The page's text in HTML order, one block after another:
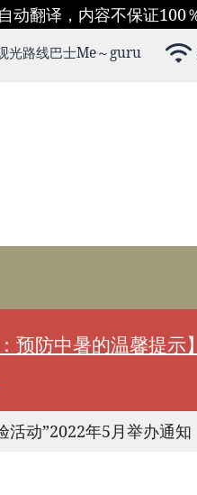
动翻译，内容不保证100
光路线巴士Me～guru
预防中暑的温馨提
活动”2022年5月举办通知